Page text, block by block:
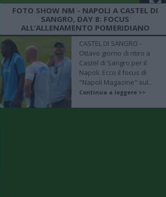
FOTO SHOW NM - NAPOLI A CASTEL DI
SANGRO, DAY 8: FOCUS
ALL’ALLENAMENTO POMERIDIANO
CASTEL DI SANGRO -
Ottavo giorno di ritiro a
Castel di Sangro per il
Napoli. Ecco il focus di
"Napoli Magazine" sul...
Continua a leggere >>